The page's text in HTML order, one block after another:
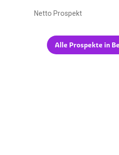
Netto Prospekt
Alle Prospekte in